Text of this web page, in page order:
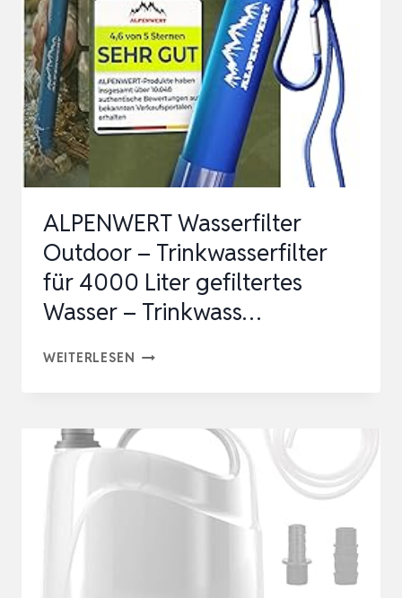
KEIM-
MATTE
(ZUR
WASSERKONSERVIERUNG
VON
GEFLÜGELTRÄNKEN
…
ALPENWERT Wasserfilter
Outdoor – Trinkwasserfilter
für 4000 Liter gefiltertes
Wasser – Trinkwass…
WEITERLESEN ALPENWERT
–
TRINKWASSERFILTER